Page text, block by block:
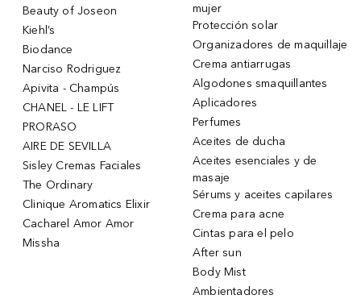
Beauty of Joseon
Kiehl’s
Biodance
Narciso Rodriguez
Apivita - Champús
CHANEL - LE LIFT
PRORASO
AIRE DE SEVILLA
Sisley Cremas Faciales
The Ordinary
Clinique Aromatics Elixir
Cacharel Amor Amor
Missha
mujer
Protección solar
Organizadores de maquillaje
Crema antiarrugas
Algodones smaquillantes
Aplicadores
Perfumes
Aceites de ducha
Aceites esenciales y de
masaje
Sérums y aceites capilares
Crema para acne
Cintas para el pelo
After sun
Body Mist
Ambientadores